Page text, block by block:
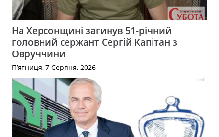
На Херсонщині загинув 51-річний
головний сержант Сергій Капітан з
Овруччини
П’ятниця, 7 Серпня, 2026